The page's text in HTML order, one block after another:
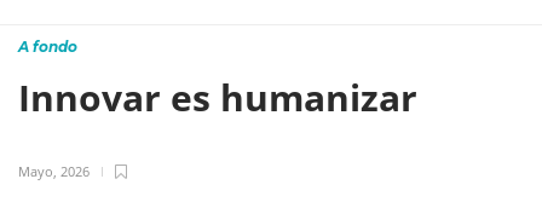
A fondo
Innovar es humanizar
Mayo, 2026